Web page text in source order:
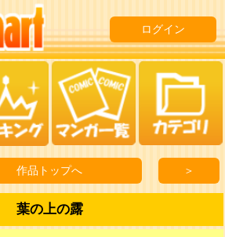
ログイン
作品トップへ ＞
葉の上の露